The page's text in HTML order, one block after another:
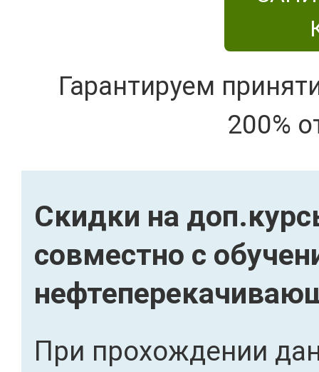
Гарантируем
200%
Скидки на
совместно с
При прохождении